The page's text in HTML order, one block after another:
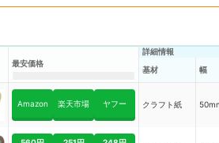
最安価格
詳細情報
基材
幅
Amazon 楽天市場 ヤフー クラフト紙